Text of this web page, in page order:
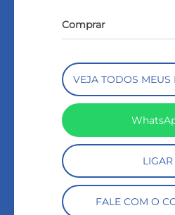
Comprar
VEJA TODOS MEUS
LIGAR
FALE COM O